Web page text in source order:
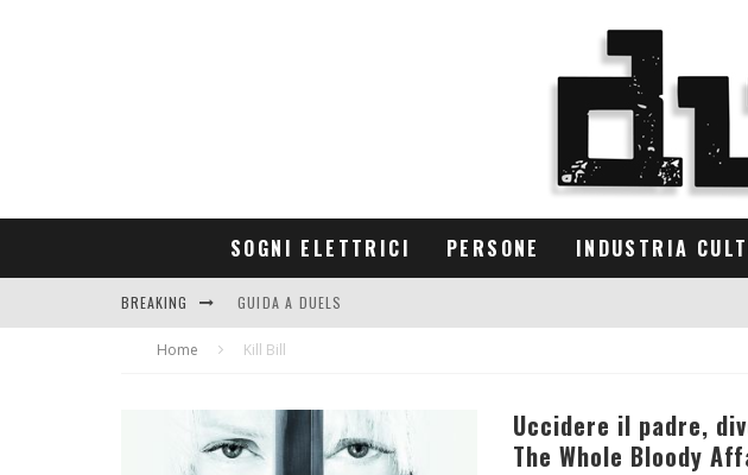
SOGNI ELETTRICI PERSONE INDUSTRIA
BREAKING GUIDA A DUELS
CONTRIBUTORS
Home Kill Bill
Uccidere il padre,
The Whole Bloody